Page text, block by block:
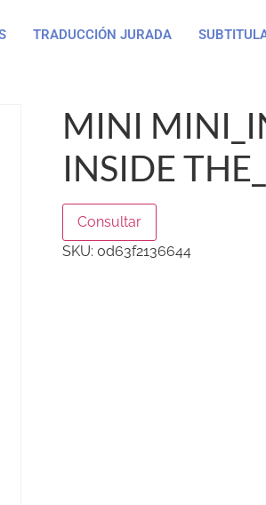
TRADUCCIÓN JURADA
MINI
INSIDE
Consultar
SKU: 0d63f2136644